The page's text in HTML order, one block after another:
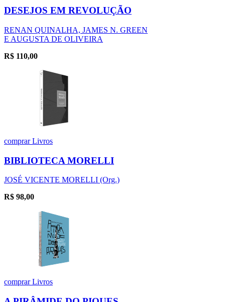
DESEJOS EM REVOLUÇÃO
RENAN QUINALHA, JAMES N. GREEN
E AUGUSTA DE OLIVEIRA
R$ 110,00
comprarLivros
BIBLIOTECA MORELLI
JOSÉ VICENTE MORELLI (Org.)
R$ 98,00
comprarLivros